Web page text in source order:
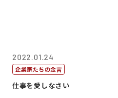
2022.01.24
企業家たちの金言
仕事を愛しなさい